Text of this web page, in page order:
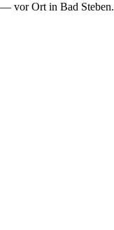
— vor Ort in Bad Steben.